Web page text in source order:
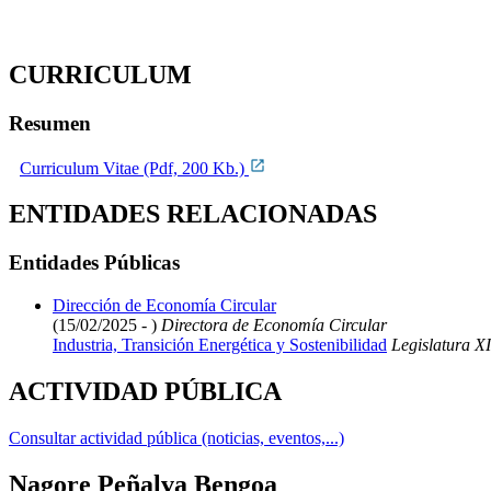
CURRICULUM
Resumen
Curriculum Vitae (Pdf, 200 Kb.)
ENTIDADES RELACIONADAS
Entidades Públicas
Dirección de Economía Circular
(15/02/2025 - ) Directora de Economía Circular
Industria, Transición Energética y Sostenibilidad Legislatura
ACTIVIDAD PÚBLICA
Consultar actividad pública (noticias, eventos,...)
Nagore Peñalva Bengoa